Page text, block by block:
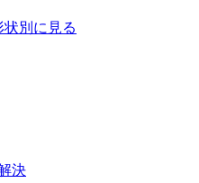
状別に見る
決